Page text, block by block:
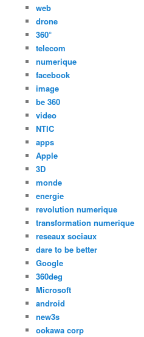
web
drone
360°
telecom
numerique
facebook
image
be 360
video
NTIC
apps
Apple
3D
monde
energie
revolution numerique
transformation numerique
reseaux sociaux
dare to be better
Google
360deg
Microsoft
android
new3s
ookawa corp